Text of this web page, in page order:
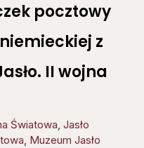
pocztowy
z
II wojna
Światowa, Jasło
, Muzeum Jasło